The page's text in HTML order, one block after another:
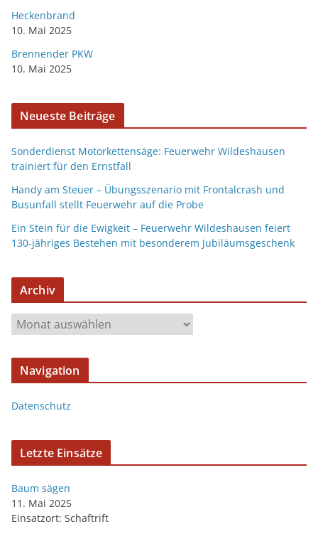
Heckenbrand
10. Mai 2025
Brennender PKW
10. Mai 2025
Neueste Beiträge
Sonderdienst Motorkettensäge: Feuerwehr Wildeshausen
trainiert für den Ernstfall
Handy am Steuer – Übungsszenario mit Frontalcrash und
Busunfall stellt Feuerwehr auf die Probe
Ein Stein für die Ewigkeit – Feuerwehr Wildeshausen feiert
130-jähriges Bestehen mit besonderem Jubiläumsgeschenk
Archiv
Navigation
Datenschutz
Letzte Einsätze
Baum sägen
11. Mai 2025
Einsatzort: Schaftrift